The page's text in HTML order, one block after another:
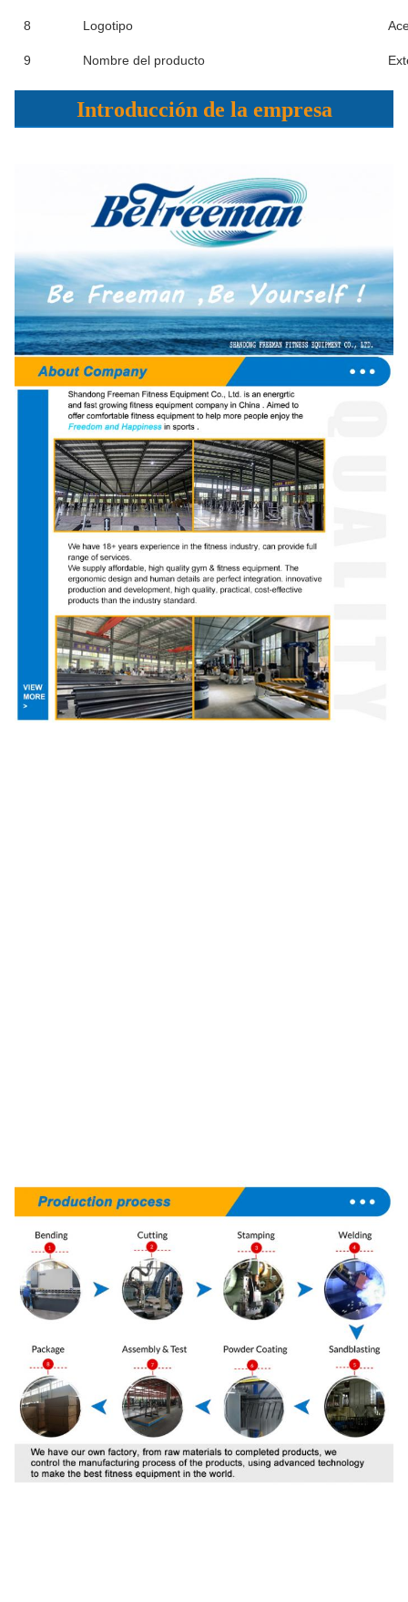
8 Logotipo
9 Nombre del producto
Introducción de la empresa